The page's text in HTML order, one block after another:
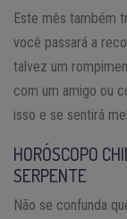
Este mês também
você passará a
talvez um
com um amigo ou
isso e se sentirá
HORÓSCOPO
SERPENTE
Não se confunda